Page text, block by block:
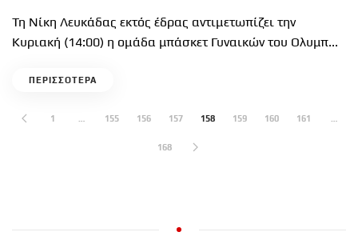
Τη Νίκη Λευκάδας εκτός έδρας αντιμετωπίζει την
Κυριακή (14:00) η ομάδα μπάσκετ Γυναικών του Ολυμπ...
ΠΕΡΙΣΣΟΤΕΡΑ
1 155 156 157 158 159 160 161
168